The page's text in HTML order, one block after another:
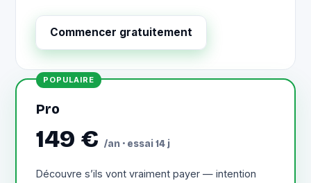
Commencer gratuitement
Pro
149 € /an · essai 14 j
Découvre s’ils vont vraiment payer — intention